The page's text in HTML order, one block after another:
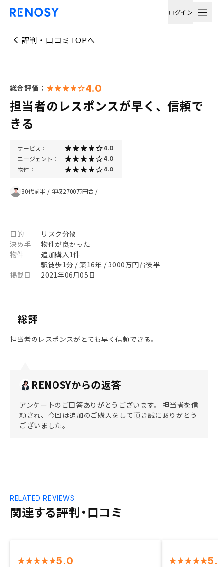
ログイン
評判・口コミTOPへ
総合評価： 4.0
担当者のレスポンスが早く、信頼で
きる
サービス： 4.0
エージェント： 4.0
物件： 4.0
30代前半 / 年収2700万円台 /
目的
リスク分散
決め手
物件が良かった
物件
追加購入1件
駅徒歩1分 / 築16年 / 3000万円台後半
掲載日
2021年06月05日
総評
担当者のレスポンスがとても早く信頼できる。
RENOSYからの返答
アンケートのご回答ありがとうございます。 担当者を信
頼され、今回は追加のご購入をして頂き誠にありがとう
ございました。
関連する評判・口コミ
RELATED REVIEWS
5.0